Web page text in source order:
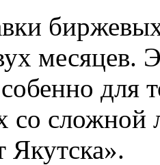
месяцев.
для
со сложной
Якутска».